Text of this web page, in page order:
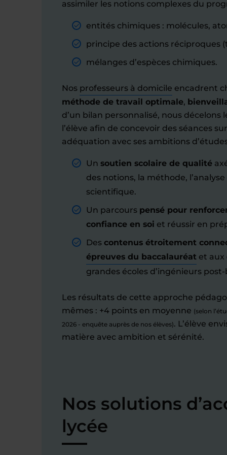
assimiler les notions complexes du
entités chimiques : molécules,
principe des actions réciproques
mélanges d’espèces chimiques.
Nos professeurs à domicile encadrent
méthode de travail optimale,
d’un bilan personnalisé, nous décelons
l’élève afin de concevoir des séances
adéquation avec ses ambitions
Un soutien scolaire de qualité
des notions, la méthode,
scientifique.
Un parcours pensé pour
confiance en soi et réussir en
Des contenus étroitement
épreuves du baccalauréat et aux
grandes écoles d’ingénieurs post-
Les résultats de cette approche
mêmes : +4 points en moyenne (selon
2026 - enquête auprès de nos élèves). L’élève
matière avec ambition et sérénité.
Nos solutions
lycée